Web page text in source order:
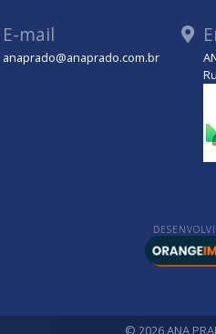
E-mail
anaprado@anaprado.com.br
© 2026 ANA